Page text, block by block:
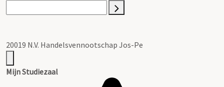
20019 N.V. Handelsvennootschap Jos-Pe
Mijn Studiezaal